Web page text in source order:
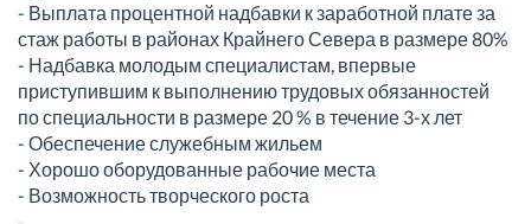
- Выплата процентной надбавки к заработной плате за
стаж работы в районах Крайнего Севера в размере 80%
- Надбавка молодым специалистам, впервые
приступившим к выполнению трудовых обязанностей
по специальности в размере 20 % в течение 3-х лет
- Обеспечение служебным жильем
- Хорошо оборудованные рабочие места
- Возможность творческого роста